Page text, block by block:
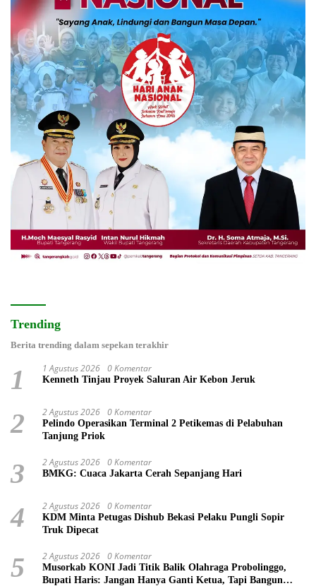
Trending
Berita trending dalam sepekan terakhir
1 1 Agustus 2026 0 Komentar
Kenneth Tinjau Proyek Saluran Air Kebon Jeruk
2 2 Agustus 2026 0 Komentar
Pelindo Operasikan Terminal 2 Petikemas di Pelabuhan
Tanjung Priok
3 2 Agustus 2026 0 Komentar
BMKG: Cuaca Jakarta Cerah Sepanjang Hari
4 2 Agustus 2026 0 Komentar
KDM Minta Petugas Dishub Bekasi Pelaku Pungli Sopir
Truk Dipecat
5 2 Agustus 2026 0 Komentar
Musorkab KONI Jadi Titik Balik Olahraga Probolinggo,
Bupati Haris: Jangan Hanya Ganti Ketua, Tapi Bangun